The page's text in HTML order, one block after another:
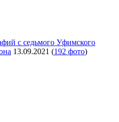
с седьмого Уфимского
13.09.2021 (192 фото)